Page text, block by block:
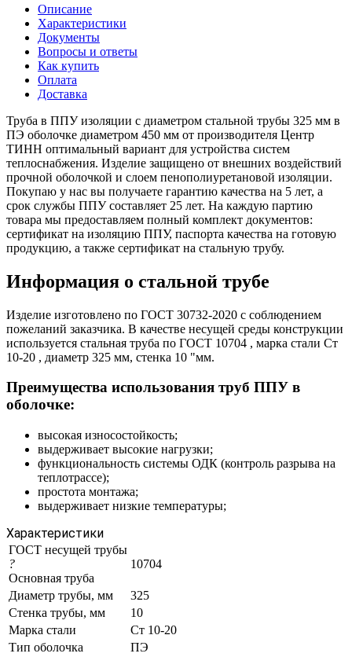
Описание
Характеристики
Документы
Вопросы и ответы
Как купить
Оплата
Доставка
Труба в ППУ изоляции с диаметром стальной трубы 325 мм в
ПЭ оболочке диаметром 450 мм от производителя Центр
ТИНН оптимальный вариант для устройства систем
теплоснабжения. Изделие защищено от внешних воздействий
прочной оболочкой и слоем пенополиуретановой изоляции.
Покупаю у нас вы получаете гарантию качества на 5 лет, а
срок службы ППУ составляет 25 лет. На каждую партию
товара мы предоставляем полный комплект документов:
сертификат на изоляцию ППУ, паспорта качества на готовую
продукцию, а также сертификат на стальную трубу.
Информация о стальной трубе
Изделие изготовлено по ГОСТ 30732-2020 с соблюдением
пожеланий заказчика. В качестве несущей среды конструкции
используется стальная труба по ГОСТ 10704 , марка стали Ст
10-20 , диаметр 325 мм, стенка 10 "мм.
Преимущества использования труб ППУ в
оболочке:
высокая износостойкость;
выдерживает высокие нагрузки;
функциональность системы ОДК (контроль разрыва на
теплотрассе);
простота монтажа;
выдерживает низкие температуры;
Характеристики
ГОСТ несущей трубы
?
Основная труба
10704
Диаметр трубы, мм
325
Стенка трубы, мм
10
Марка стали
Ст 10-20
Тип оболочка
ПЭ